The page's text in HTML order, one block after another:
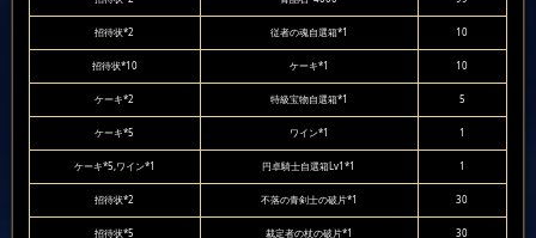
招待状*2 従者の魂自選箱*1 10
招待状*10 ケーキ*1 10
ケーキ*2 特級宝物自選箱*1 5
ケーキ*5 ワイン*1 1
ケーキ*5,ワイン*1 円卓騎士自選箱Lv1*1 1
招待状*2 不落の青剣士の破片*1 30
招待状*5 裁定者の杖の破片*1 30